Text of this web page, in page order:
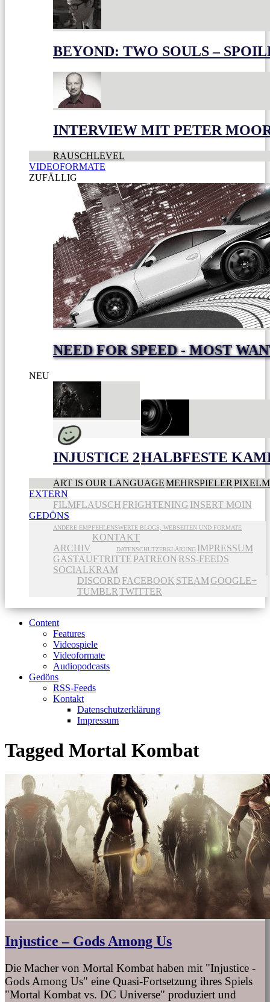
BEYOND: TWO SOULS –
INTERVIEW MIT PETER
RAUSCHLEVEL
VIDEOFORMATE
ZUFÄLLIG
NEED FOR SPEED - MOST
NEU
INJUSTICE 2HALBFESTE
ART IS OUR LANGUAGEMEHRSPIELER
EXTERN
FILMFLAUSCH FRIGHTENING INSERT MOIN
GEDÖNS
ANDERE EMPFEHLENSWERTE BLOGS, WEBSEITEN UND FORMATE
ARCHIV
KONTAKT
DATENSCHUTZERKLÄRUNG IMPRESSUM
GASTAUFTRITTE PATREON RSS-FEEDS
SOCIALKRAM
DISCORD FACEBOOK STEAMGOOGLE+
TUMBLR TWITTER
Content
Features
Videospiele
Videoformate
Audiopodcasts
Gedöns
RSS-Feeds
Kontakt
Datenschutzerklärung
Impressum
Tagged Mortal Kombat
Injustice – Gods Among Us
Die Macher von Mortal Kombat haben mit "Injustice -
Gods Among Us" eine Quasi-Fortsetzung ihres Spiels
"Mortal Kombat vs. DC Universe" produziert und